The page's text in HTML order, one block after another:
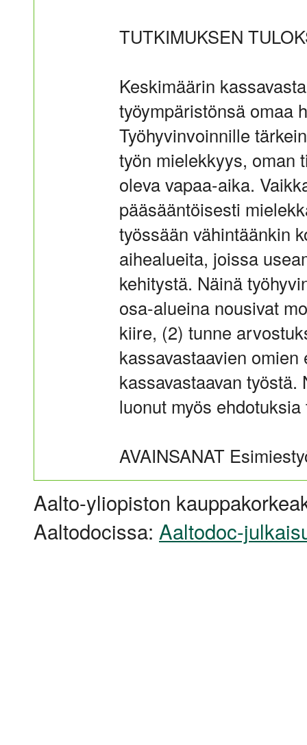
TUTKIMUKSEN
Keskimäärin
työympäristönsä omaa
Työhyvinvoinnille
työn mielekkyys, oman
oleva vapaa-aika.
pääsääntöisesti
työssään vähintäänkin
aihealueita, joissa
kehitystä. Näinä
osa-alueina nousivat
kiire, (2) tunne
kassavastaavien
kassavastaavan
luonut myös
AVAINSANAT
Aalto-yliopiston
Aaltodocissa: Aaltodoc-